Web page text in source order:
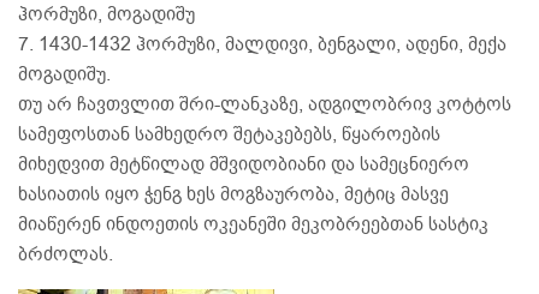
ჰორმუზი, მოგადიშუ
7. 1430-1432 ჰორმუზი, მალდივი, ბენგალი, ადენი, მექა
მოგადიშუ.
თუ არ ჩავთვლით შრი-ლანკაზე, ადგილობრივ კოტტოს
სამეფოსთან სამხედრო შეტაკებებს, წყაროების
მიხედვით მეტწილად მშვიდობიანი და სამეცნიერო
ხასიათის იყო ჭენგ ხეს მოგზაურობა, მეტიც მასვე
მიაწერენ ინდოეთის ოკეანეში მეკობრეებთან სასტიკ
ბრძოლას.